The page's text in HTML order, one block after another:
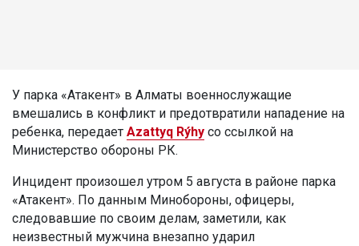
У парка «Атакент» в Алматы военнослужащие
вмешались в конфликт и предотвратили нападение на
ребенка, передает Azattyq Rýhy со ссылкой на
Министерство обороны РК.
Инцидент произошел утром 5 августа в районе парка
«Атакент». По данным Минобороны, офицеры,
следовавшие по своим делам, заметили, как
неизвестный мужчина внезапно ударил